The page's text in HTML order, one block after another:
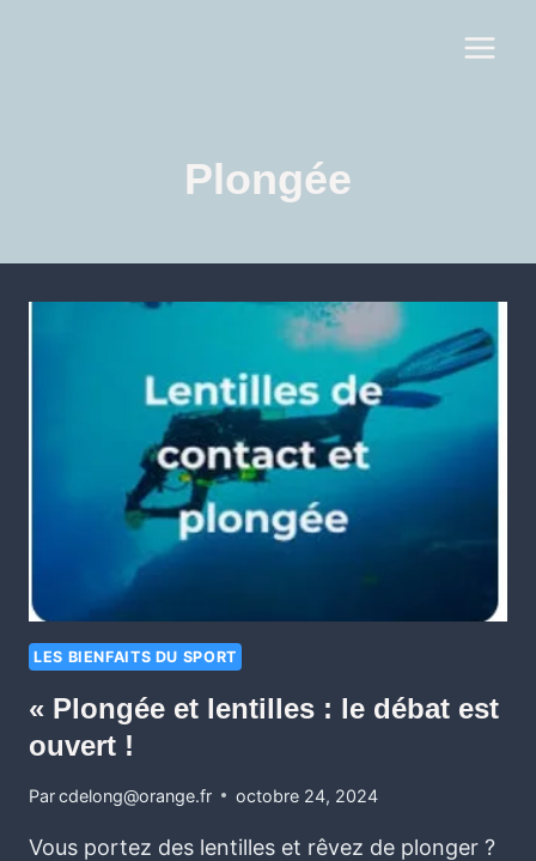
Plongée
LES BIENFAITS DU SPORT
« Plongée et lentilles : le débat est
ouvert !
Parcdelong@orange.fr octobre 24, 2024
Vous portez des lentilles et rêvez de plonger ?